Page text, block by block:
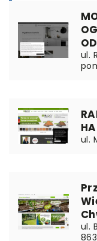
ul.
ul.
ul.